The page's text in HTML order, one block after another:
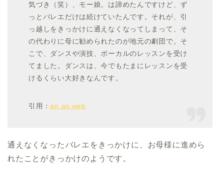
気づき（笑）、モー娘。は諦めたんですけど、ず
っとバレエだけは続けていたんです。それが、引
っ越しをきっかけに通えなくなってしまって、そ
の代わりに母に勧められたのが地元の劇団で。そ
こで、ダンスや演技、ボーカルのレッスンを受け
てました。ダンスは、今でもたまにレッスンを受
けるくらい大好きなんです。
引用：an an web
通えなくなったバレエをきっかけに、お母様に進めら
れたことがきっかけのようです。